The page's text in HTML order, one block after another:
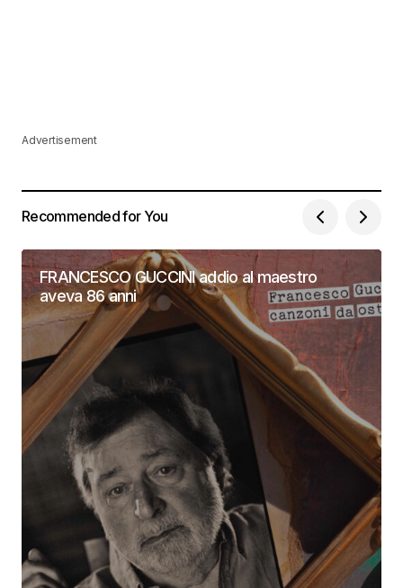
Advertisement
Recommended for You
FRANCESCO GUCCINI addio al maestro
aveva 86 anni